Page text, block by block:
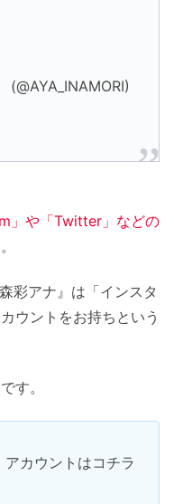
」や「Twitter」などの
彩アナ』は「インスタ
ウントをお持ちという
す。
カウントはコチラ